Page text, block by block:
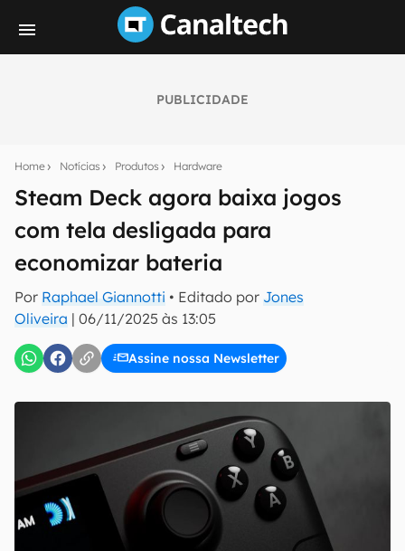
PUBLICIDADE
Home Notícias Produtos Hardware
Steam Deck agora baixa jogos
com tela desligada para
economizar bateria
Por Raphael Giannotti • Editado por Jones
Oliveira | 06/11/2025 às 13:05
Assine nossa Newsletter
notícias e reviews sobre tecnologia em primeira
E-mail
inscreva-se
Confirmo que li, aceito e concordo com os Termos de
Uso e Política de Privacidade do Canaltech.